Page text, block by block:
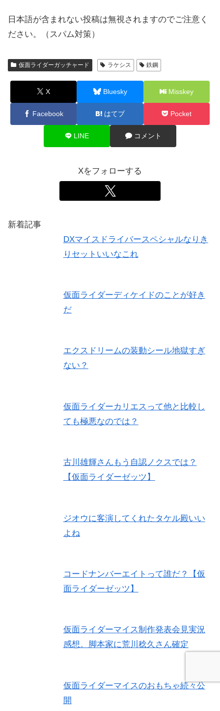
日本語が含まれない投稿は無視されますのでご注意く
ださい。（スパム対策）
仮面ライダーガッチャード ラケシス 鉄鋼
X Bluesky Misskey
Facebook はてブ Pocket
LINE コメント
Xをフォローする
新着記事
DXマイスドライバースペシャルなりき
りセットいいなこれ
仮面ライダーディケイドのことが好き
だ
エクスドリームの装動シール地獄すぎ
ない？
仮面ライダーカリエスって他と比較し
ても極悪なのでは？
古川雄輝さんもう自認ノクスでは？
【仮面ライダーゼッツ】
ジオウに客演してくれたタケル殿いい
よね
コードナンバーエイトって誰だ？【仮
面ライダーゼッツ】
仮面ライダーマイス制作発表会見実況
感想。脚本家に荒川稔久さん確定
仮面ライダーマイスのおもちゃ続々公
開